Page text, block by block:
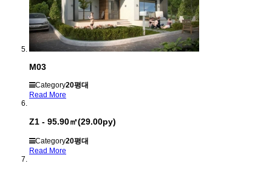
M03
Category20평대
Read More
Z1 - 95.90㎡(29.00py)
Category20평대
Read More